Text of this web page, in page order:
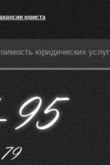
юриста
юридических услуг